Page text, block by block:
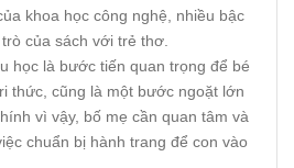
khoa học công nghệ, nhiều bậc
của sách với trẻ thơ.
học là bước tiến quan trọng để bé
thức, cũng là một bước ngoặt lớn
vì vậy, bố mẹ cần quan tâm và
chuẩn bị hành trang để con vào